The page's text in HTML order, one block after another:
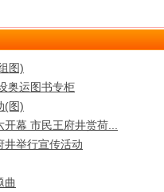
图)
奥运图书专柜
(图)
幕 市民王府井赏荷...
井举行宣传活动
曲